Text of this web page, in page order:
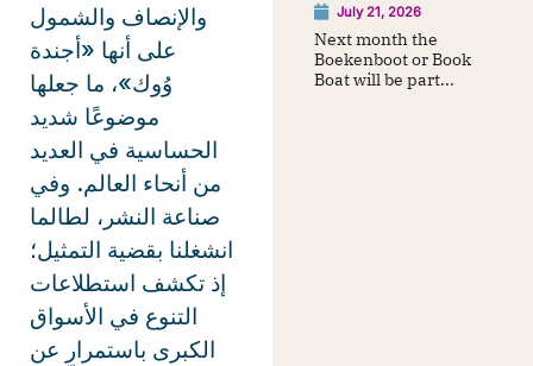
والإنصاف والشمول
على أنها «أجندة
وُوك»، ما جعلها
موضوعًا شديد
الحساسية في العديد
من أنحاء العالم. وفي
صناعة النشر، لطالما
انشغلنا بقضية التمثيل؛
إذ تكشف استطلاعات
التنوع في الأسواق
الكبرى باستمرار عن
July 21, 2026
Next month the
Boekenboot or Book
Boat will be part...